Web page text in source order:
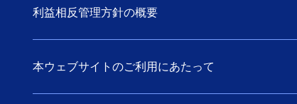
利益相反管理方針の概要
本ウェブサイトのご利用にあたって